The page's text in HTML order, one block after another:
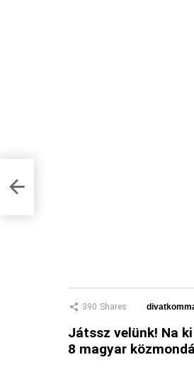
390 Shares
Játssz velünk! Na
8 magyar